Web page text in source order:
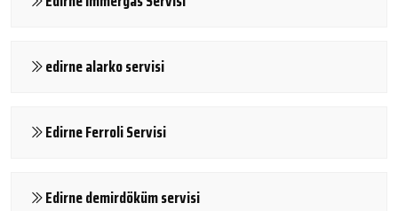
edirne alarko servisi
Edirne Ferroli Servisi
Edirne demirdöküm servisi